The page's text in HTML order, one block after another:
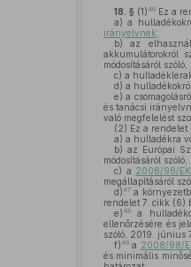
18. § (1)46Ez a
a) a
irányelvnek;
b) az
akkumulátorokról
módosításáról
c) a
d) a
e) a
és tanácsi
való megfelelést
(2) Ez a rendelet
a) a hulladékra
b) az Európai
módosításáról
c) a 2008/98/
megállapításáról
d)47a
rendelet 7. cikk (6)
e)48a
ellenőrzésére és
szóló, 2019. június
f)49a 2008/98/
és minimális